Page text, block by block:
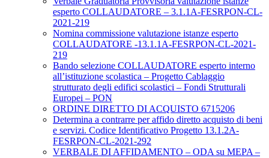
esperto COLLAUDATORE – 3.1.1A-FESRPON-CL-
2021-219
Nomina commissione valutazione istanze esperto
COLLAUDATORE -13.1.1A-FESRPON-CL-2021-
219
Bando selezione COLLAUDATORE esperto interno
all’istituzione scolastica – Progetto Cablaggio
strutturato degli edifici scolastici – Fondi Strutturali
Europei – PON
ORDINE DIRETTO DI ACQUISTO 6715206
Determina a contrarre per affido diretto acquisto di beni
e servizi. Codice Identificativo Progetto 13.1.2A-
FESRPON-CL-2021-292
VERBALE DI AFFIDAMENTO – ODA su MEPA –